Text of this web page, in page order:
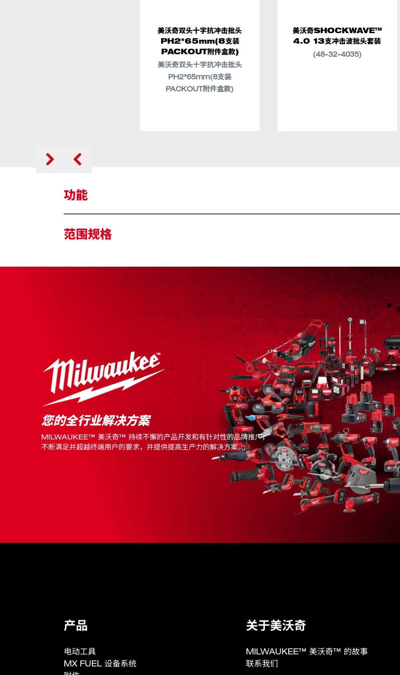
美沃奇双头十字抗冲击批头
PH2*65mm(8支装
PACKOUT附件盒款)
美沃奇双头十字抗冲击批头
PH2*65mm(8支装
PACKOUT附件盒款)
美沃奇SHOCKWAVE™
4.0 13支冲击波批头套装
(48-32-4035)
功能
SHOCKZONE 抗冲击区，柄部吸收峰值扭矩
侧向开孔，适应螺纹杆移动，便于支架调节
范围规格
48-32-2391 (1)
您的全行业解决方案
MILWAUKEE™ 美沃奇™ 持续不懈的产品开发和有针对性的品牌推广，
不断满足并超越终端用户的要求，并提供提高生产力的解决方案。
产品
电动工具
MX FUEL 设备系统
关于美沃奇
MILWAUKEE™ 美沃奇™ 的故事
联系我们